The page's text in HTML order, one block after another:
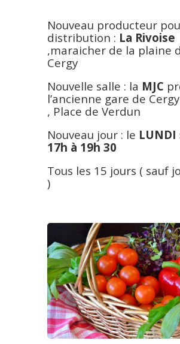
Nouveau producteur
distribution : La Rivoise
,maraicher de la plaine
Cergy
Nouvelle salle : la MJC
l’ancienne gare de
, Place de Verdun
Nouveau jour : le
17h à 19h 30
Tous les 15 jours ( sauf
)